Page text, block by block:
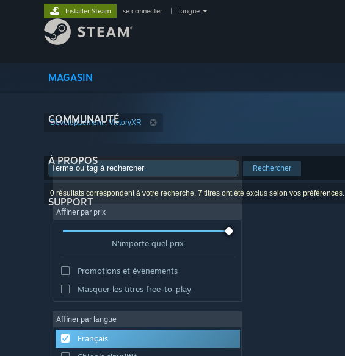
MAGASIN
COMMUNAUTÉ
À PROPOS
SUPPORT
Installer Steam se connecter langue
Développement : VictoryXR
Rechercher
0 résultats correspondent à votre recherche. 7 titres ont été exclus selon vos préférences.
Affiner par prix
N'importe quel prix
Promotions et évènements
Masquer les titres free-to-play
Affiner par langue
Français